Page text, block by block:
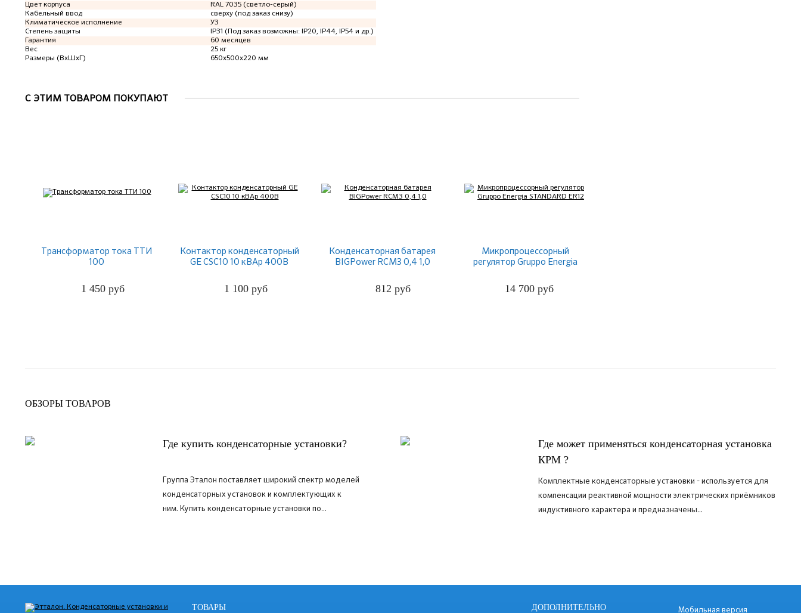
Цвет корпуса
RAL 7035 (светло-серый)
Кабельный ввод
сверху (под заказ снизу)
Климатическое исполнение
У3
Степень защиты
IP31 (Под заказ возможны: IP20, IP44, IP54 и др.)
Гарантия
60 месяцев
Вес
25 кг
Размеры (ВхШхГ)
650х500х220 мм
С ЭТИМ ТОВАРОМ ПОКУПАЮТ
Трансформатор тока ТТИ
100
1 450 руб
Контактор конденсаторный
GE CSC10 10 кВАр 400В
1 100 руб
Конденсаторная батарея
BIGPower RCM3 0,4 1,0
812 руб
Микропроцессорный
регулятор Gruppo Energia
14 700 руб
ОБЗОРЫ ТОВАРОВ
Где купить конденсаторные установки?
Группа Эталон поставляет широкий спектр моделей
конденсаторных установок и комплектующих к
ним. Купить конденсаторные установки по...
Где может применяться конденсаторная установка
КРМ ?
Комплектные конденсаторные установки - используется для
компенсации реактивной мощности электрических приёмников
индуктивного характера и предназначены...
ТОВАРЫ ДОПОЛНИТЕЛЬНО Мобильная версия